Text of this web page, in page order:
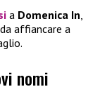
a Domenica In
affiancare a
nomi